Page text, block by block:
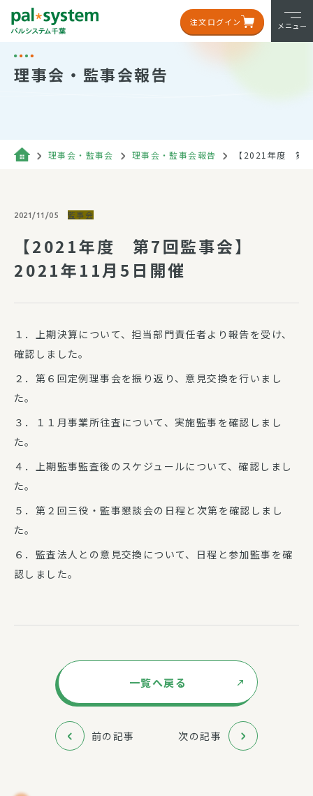
注文ログイン メニュー
理事会・監事会報告
理事会・監事会 理事会・監事会報告 【2021年度 第7
2021/11/05 監事会
【2021年度 第7回監事会】
2021年11月5日開催
１．上期決算について、担当部門責任者より報告を受け、
確認しました。
２．第６回定例理事会を振り返り、意見交換を行いまし
た。
３．１１月事業所往査について、実施監事を確認しまし
た。
４．上期監事監査後のスケジュールについて、確認しまし
た。
５．第２回三役・監事懇談会の日程と次第を確認しまし
た。
６．監査法人との意見交換について、日程と参加監事を確
認しました。
一覧へ戻る
前の記事 次の記事